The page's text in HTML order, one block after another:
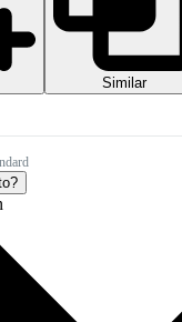
Similar